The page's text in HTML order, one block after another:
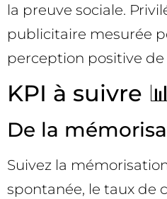
la preuve sociale.
publicitaire mesurée
perception positive
KPI à suivre
De la
Suivez la
spontanée, le taux de